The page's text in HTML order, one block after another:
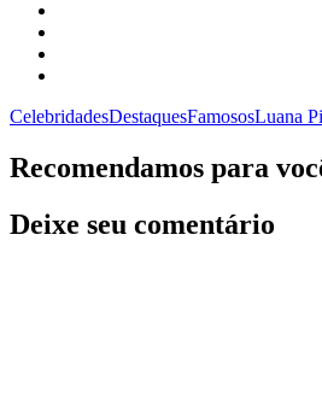
CelebridadesDestaquesFamososLuana
Recomendamos para
Deixe seu comentário